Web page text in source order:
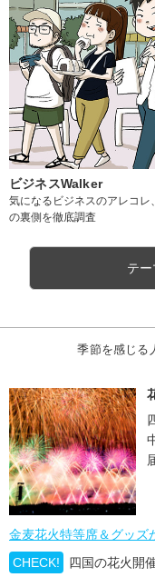
ビジネスWalker
気になるビジネスのアレコレ
の裏側を徹底調査
テ
季節を感じる
金麦花火特等席＆グッズ
CHECK!
四国の花火開